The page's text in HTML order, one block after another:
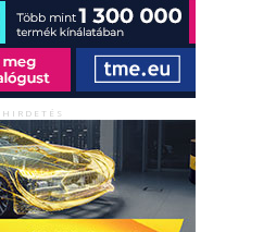
HIRDETÉS